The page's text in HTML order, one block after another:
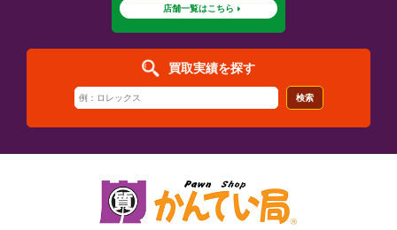
店舗一覧はこちら
買取実績を探す
検索